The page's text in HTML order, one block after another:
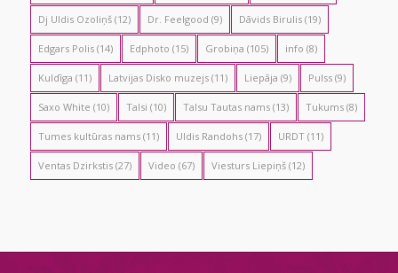
Dj Uldis Ozoliņš(12) Dr. Feelgood (9) Dāvids Birulis(19)
Edgars Polis(14) Edphoto (15) Grobiņa (105) info (8)
Kuldīga (11) Latvijas Disko muzejs(11) Liepāja (9) Pulss(9)
Saxo White (10) Talsi (10) Talsu Tautas nams(13) Tukums(8)
Tumes kultūras nams(11) Uldis Randohs(17) URDT(11)
Ventas Dzirkstis(27) Video (67) Viesturs Liepiņš(12)